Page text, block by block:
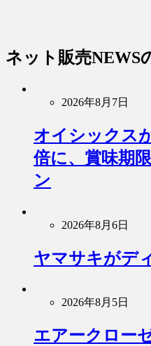
ネット販売NEWS
2026年8月7日
オイシックス
倍に、賞味期
ン
2026年8月6日
ヤマサキがデ
2026年8月5日
エアークロー